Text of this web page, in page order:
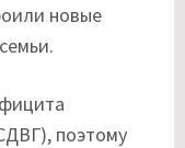
новые
поэтому